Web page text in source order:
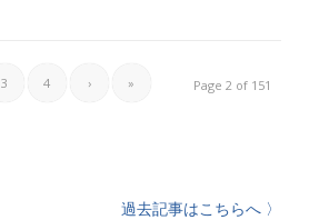
Page 2 of 151
3 4 › »
過去記事はこちらへ 〉